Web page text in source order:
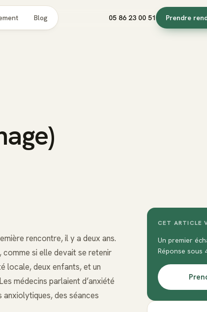
Blog 05 86 23 00 51 Prendre
rencontre, il y a deux ans.
comme si elle devait se retenir
locale, deux enfants, et un
médecins parlaient d’anxiété
anxiolytiques, des séances
CET ARTICLE
Un premier
Réponse sous